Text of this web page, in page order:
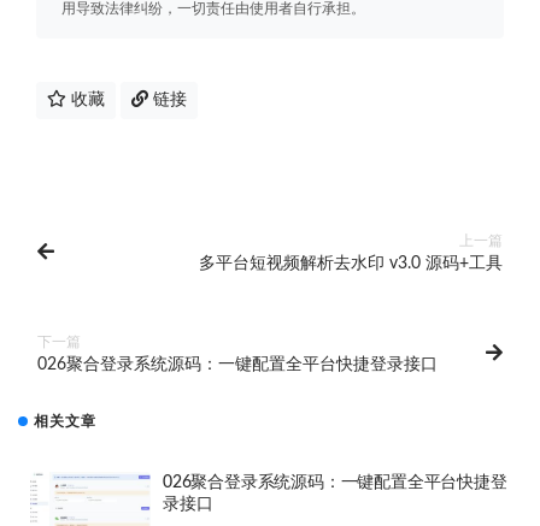
用导致法律纠纷，一切责任由使用者自行承担。
收藏 链接
上一篇
多平台短视频解析去水印 v3.0 源码+工具
下一篇
026聚合登录系统源码：一键配置全平台快捷登录接口
相关文章
026聚合登录系统源码：一键配置全平台快捷登
录接口